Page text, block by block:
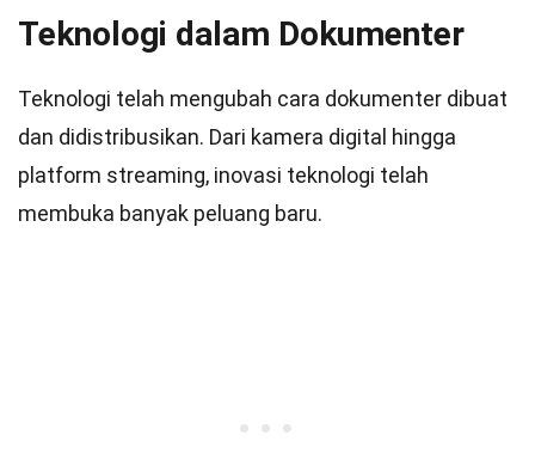
Teknologi dalam Dokumenter
Teknologi telah mengubah cara dokumenter dibuat
dan didistribusikan. Dari kamera digital hingga
platform streaming, inovasi teknologi telah
membuka banyak peluang baru.